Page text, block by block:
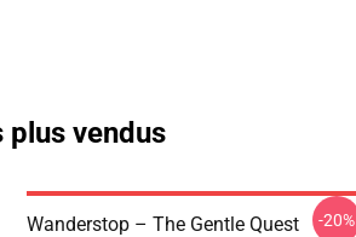
plus vendus
Wanderstop – The Gentle Quest
-20%